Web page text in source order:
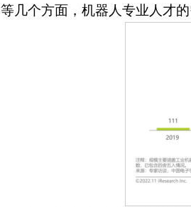
等几个方面，机器人专业人才的